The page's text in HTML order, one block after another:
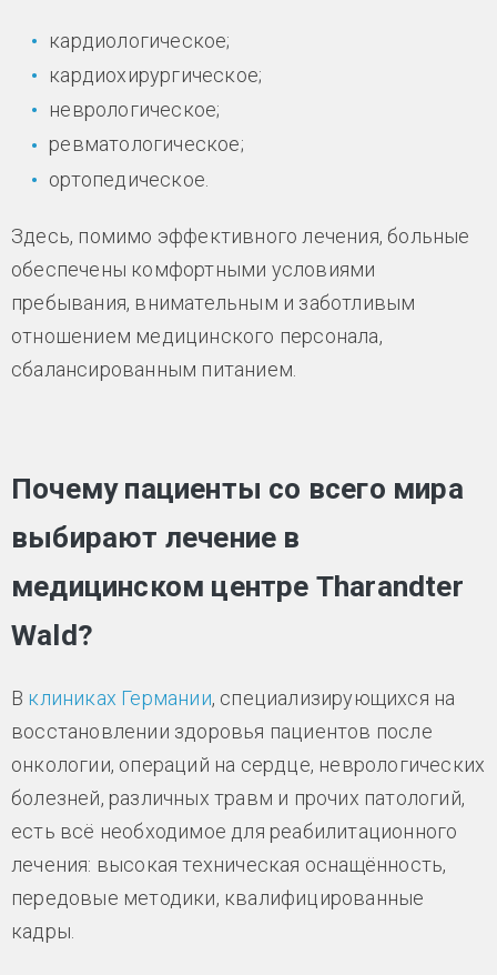
кардиологическое;
кардиохирургическое;
неврологическое;
ревматологическое;
ортопедическое.
Здесь, помимо эффективного лечения, больные
обеспечены комфортными условиями
пребывания, внимательным и заботливым
отношением медицинского персонала,
сбалансированным питанием.
Почему пациенты со всего мира
выбирают лечение в
медицинском центре Tharandter
Wald?
В клиниках Германии, специализирующихся на
восстановлении здоровья пациентов после
онкологии, операций на сердце, неврологических
болезней, различных травм и прочих патологий,
есть всё необходимое для реабилитационного
лечения: высокая техническая оснащённость,
передовые методики, квалифицированные
кадры.